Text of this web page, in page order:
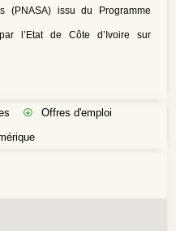
(PNASA) issu du Programme
l’Etat de Côte d’Ivoire sur
Offres d'emploi